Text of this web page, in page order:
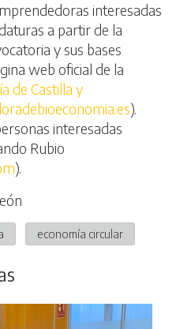
interesadas
a partir de la
y sus bases
web oficial de la
de Castilla y
).
interesadas
Rubio
).
economía circular